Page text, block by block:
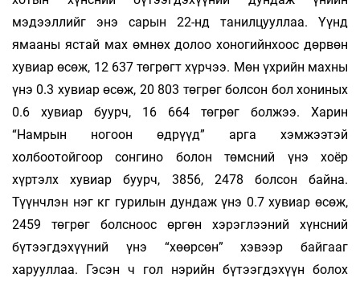
мэдээллийг энэ сарын 22-нд танилцууллаа. Үүнд
ямааны ястай мах өмнөх долоо хоногийнхоос дөрвөн
хувиар өсөж, 12 637 төгрөгт хүрчээ. Мөн үхрийн махны
үнэ 0.3 хувиар өсөж, 20 803 төгрөг болсон бол хониных
0.6 хувиар буурч, 16 664 төгрөг болжээ. Харин
“Намрын ногоон өдрүүд” арга хэмжээтэй
холбоотойгоор сонгино болон төмсний үнэ хоёр
хүртэлх хувиар буурч, 3856, 2478 болсон байна.
Түүнчлэн нэг кг гурилын дундаж үнэ 0.7 хувиар өсөж,
2459 төгрөг болсноос өргөн хэрэглээний хүнсний
бүтээгдэхүүний үнэ “хөөрсөн” хэвээр байгааг
харууллаа. Гэсэн ч гол нэрийн бүтээгдэхүүн болох